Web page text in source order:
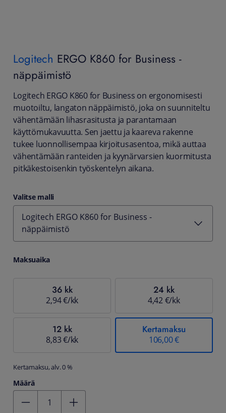
Logitech ERGO K860 for Business -
näppäimistö
Logitech ERGO K860 for Business on ergonomisesti
muotoiltu, langaton näppäimistö, joka on suunniteltu
vähentämään lihasrasitusta ja parantamaan
käyttömukavuutta. Sen jaettu ja kaareva rakenne
tukee luonnollisempaa kirjoitusasentoa, mikä auttaa
vähentämään ranteiden ja kyynärvarsien kuormitusta
pitkäkestoisenkin työskentelyn aikana.
Valitse malli
Logitech ERGO K860 for Business -
näppäimistö
Maksuaika
36 kk
2,94 €/kk
24 kk
4,42 €/kk
12 kk
8,83 €/kk
Kertamaksu
106,00 €
Kertamaksu, alv. 0 %
Määrä